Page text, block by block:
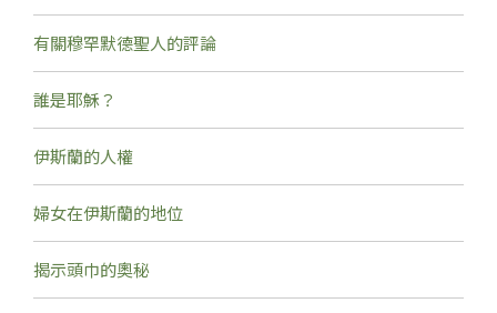
有關穆罕默德聖人的評論
誰是耶穌？
伊斯蘭的人權
婦女在伊斯蘭的地位
揭示頭巾的奧秘